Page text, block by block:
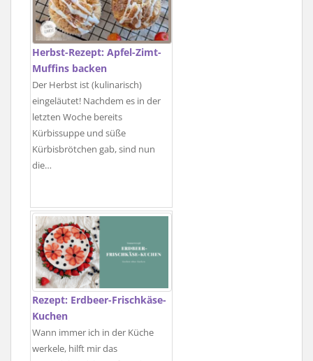
Herbst-Rezept: Apfel-Zimt-
Muffins backen
Der Herbst ist (kulinarisch)
eingeläutet! Nachdem es in der
letzten Woche bereits
Kürbissuppe und süße
Kürbisbrötchen gab, sind nun
die…
Rezept: Erdbeer-Frischkäse-
Kuchen
Wann immer ich in der Küche
werkele, hilft mir das